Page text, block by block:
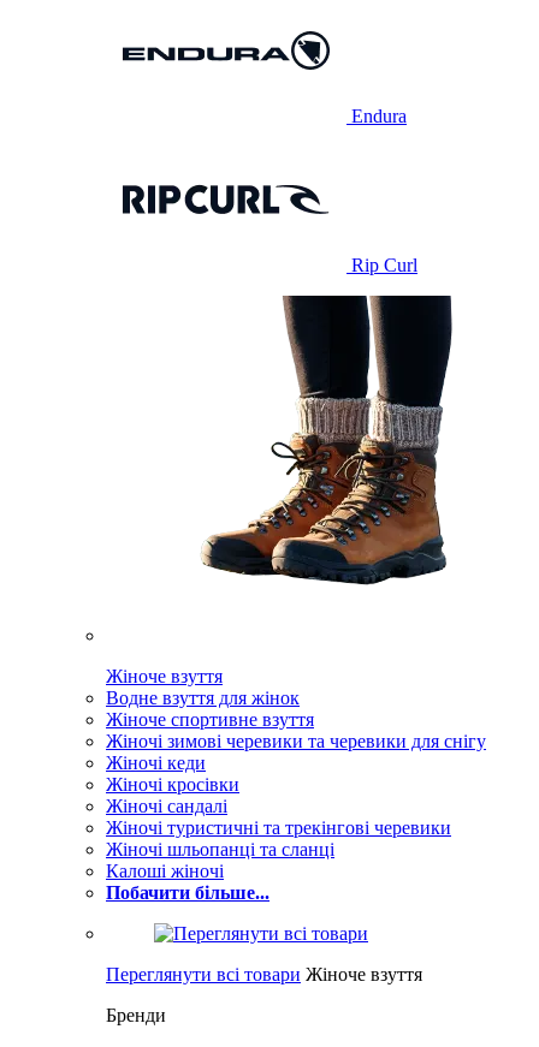
Endura
Rip Curl
Жіноче взуття
Водне взуття для жінок
Жіноче спортивне взуття
Жіночі зимові черевики та черевики для снігу
Жіночі кеди
Жіночі кросівки
Жіночі сандалі
Жіночі туристичні та трекінгові черевики
Жіночі шльопанці та сланці
Калоші жіночі
Побачити більше...
Переглянути всі товари Жіноче взуття
Бренди